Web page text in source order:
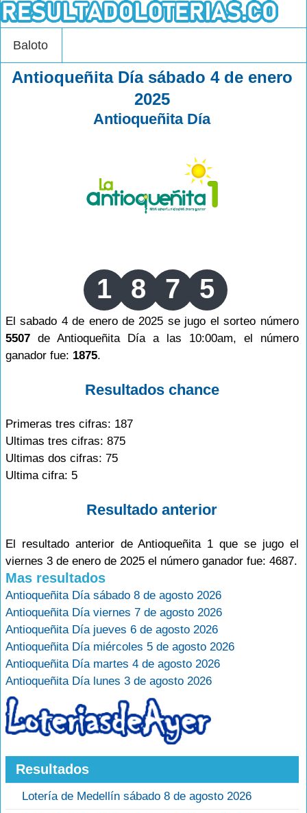
Baloto
Antioqueñita Día sábado 4 de enero
2025
Antioqueñita Día
1 8 7 5
El sabado 4 de enero de 2025 se jugo el sorteo número
5507 de Antioqueñita Día a las 10:00am, el número
ganador fue: 1875.
Resultados chance
Primeras tres cifras: 187
Ultimas tres cifras: 875
Ultimas dos cifras: 75
Ultima cifra: 5
Resultado anterior
El resultado anterior de Antioqueñita 1 que se jugo el
viernes 3 de enero de 2025 el número ganador fue: 4687.
Mas resultados
Antioqueñita Día sábado 8 de agosto 2026
Antioqueñita Día viernes 7 de agosto 2026
Antioqueñita Día jueves 6 de agosto 2026
Antioqueñita Día miércoles 5 de agosto 2026
Antioqueñita Día martes 4 de agosto 2026
Antioqueñita Día lunes 3 de agosto 2026
Resultados
Lotería de Medellín sábado 8 de agosto 2026